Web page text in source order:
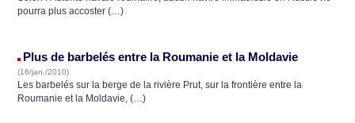
pourra plus accoster (…)
Plus de barbelés entre la Roumanie et la Moldavie
(16/jan./2010)
Les barbelés sur la berge de la rivière Prut, sur la frontière entre la
Roumanie et la Moldavie, (…)